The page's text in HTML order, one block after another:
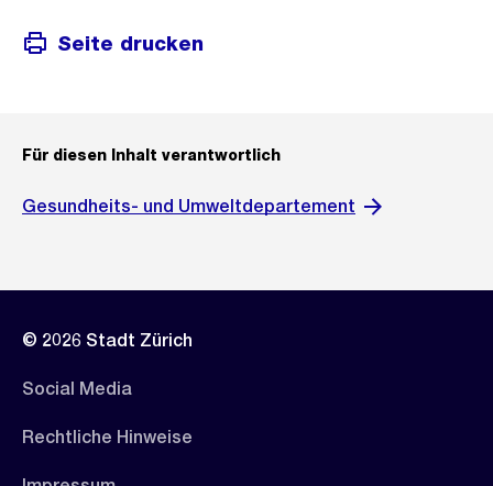
Seite drucken
Für diesen Inhalt verantwortlich
Gesundheits- und Umweltdepartement
© 2026 Stadt Zürich
Social Media
Rechtliche Hinweise